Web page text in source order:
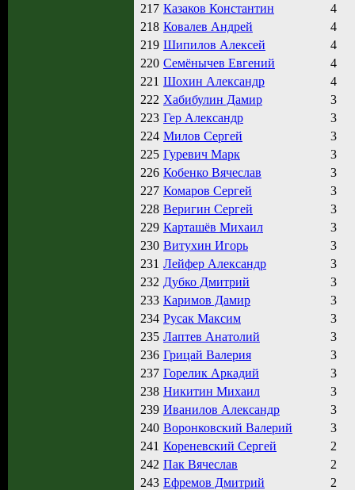
217 Казаков Константин
4
218 Ковалев Андрей
4
219 Шипилов Алексей
4
220 Семёнычев Евгений
4
221 Шохин Александр
4
222 Хабибулин Дамир
3
223 Гер Александр
3
224 Милов Сергей
3
225 Гуревич Марк
3
226 Кобенко Вячеслав
3
227 Комаров Сергей
3
228 Веригин Сергей
3
229 Карташёв Михаил
3
230 Витухин Игорь
3
231 Лейфер Александр
3
232 Дубко Дмитрий
3
233 Каримов Дамир
3
234 Русак Максим
3
235 Лаптев Анатолий
3
236 Грицай Валерия
3
237 Горелик Аркадий
3
238 Никитин Михаил
3
239 Иванилов Александр
3
240 Воронковский Валерий
3
241 Кореневский Сергей
2
242 Пак Вячеслав
2
243 Ефремов Дмитрий
2